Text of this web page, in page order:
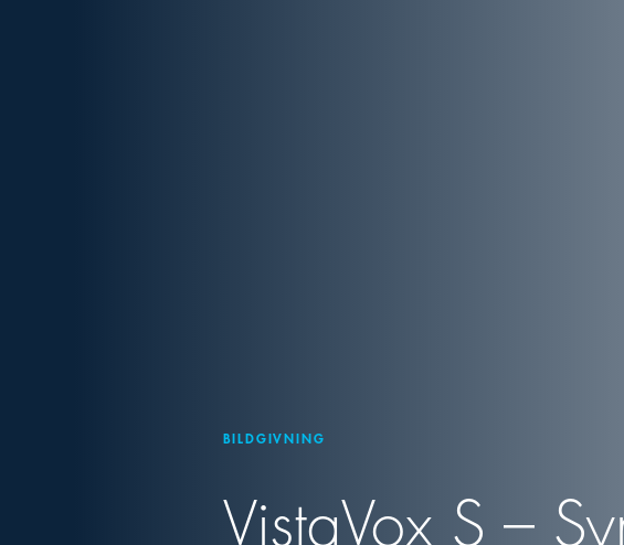
BILDGIVNING
VistaVox S –